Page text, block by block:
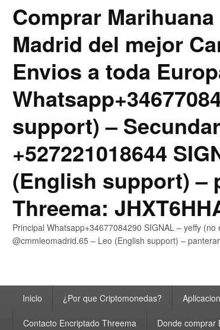
Comprar
Madrid del mejor
Envios a toda
support) –
+527221018644
(English support) –
Threema:
Principal Whatsapp+34677084290 SIGNAL – yeffy
@cmmleomadrid.65 – Leo (English support) –
principalInicio ¿Por que Criptomonedas?
Contacto Encriptado Threema Donde comprar